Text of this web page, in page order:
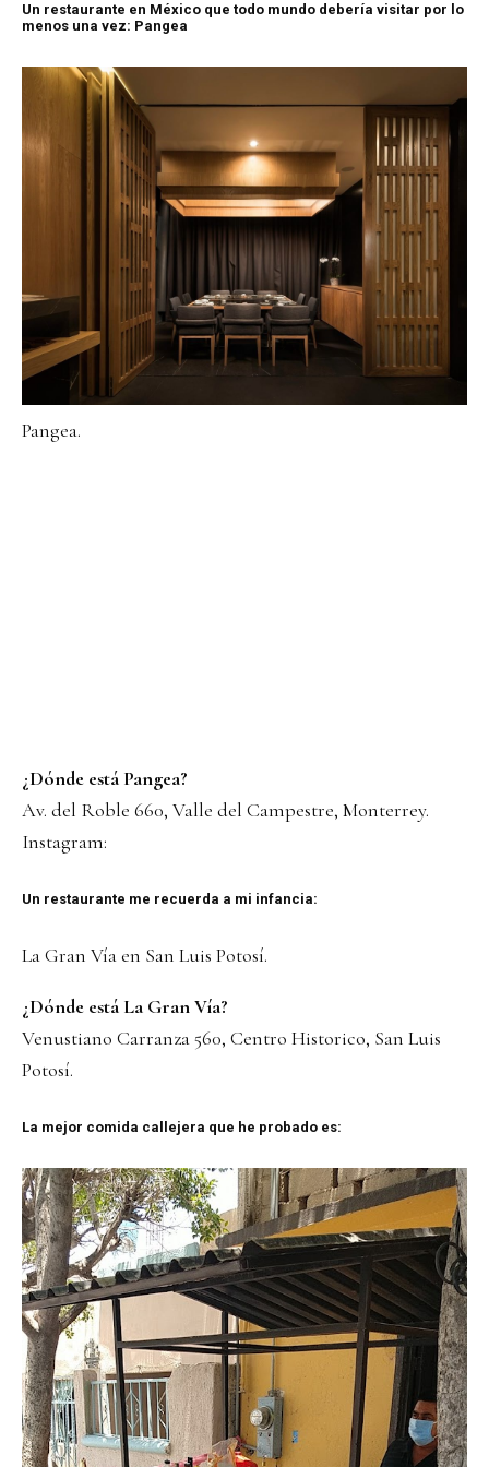
Un restaurante en México que todo mundo debería visitar por lo
menos una vez: Pangea
Pangea.
¿Dónde está Pangea?
Av. del Roble 660, Valle del Campestre, Monterrey.
Instagram:
Un restaurante me recuerda a mi infancia:
La Gran Vía en San Luis Potosí.
¿Dónde está La Gran Vía?
Venustiano Carranza 560, Centro Historico, San Luis
Potosí.
La mejor comida callejera que he probado es: